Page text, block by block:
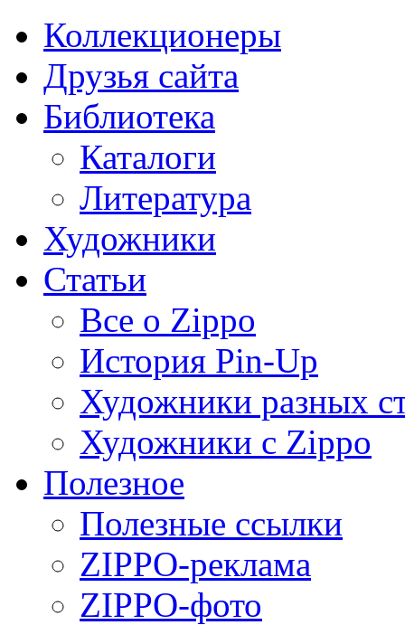
Коллекционеры
Друзья сайта
Библиотека
Каталоги
Литература
Художники
Статьи
Все о Zippo
История Pin-Up
Художники разных
Художники с Zippo
Полезное
Полезные ссылки
ZIPPO-реклама
ZIPPO-фото